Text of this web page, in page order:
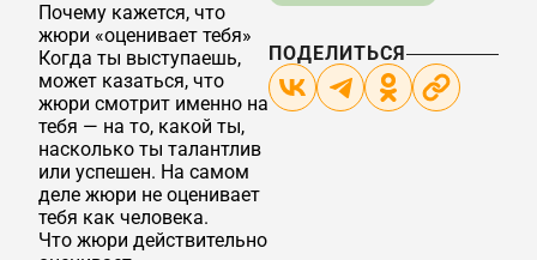
Почему кажется, что
жюри «оценивает тебя»
Когда ты выступаешь,
может казаться, что
жюри смотрит именно на
тебя — на то, какой ты,
насколько ты талантлив
или успешен. На самом
деле жюри не оценивает
тебя как человека.
Что жюри действительно
ПОДЕЛИТЬСЯ